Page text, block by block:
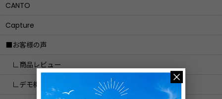
CANTO
Capture
■お客様の声
∟商品レビュー
∟デモ機レポート